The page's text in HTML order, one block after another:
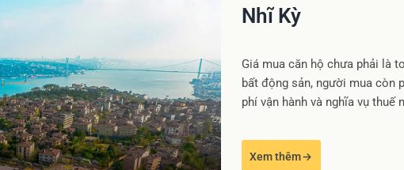
Nhĩ Kỳ
Giá mua căn hộ chưa phải là
bất động sản, người mua còn
phí vận hành và nghĩa vụ
Xem thêm